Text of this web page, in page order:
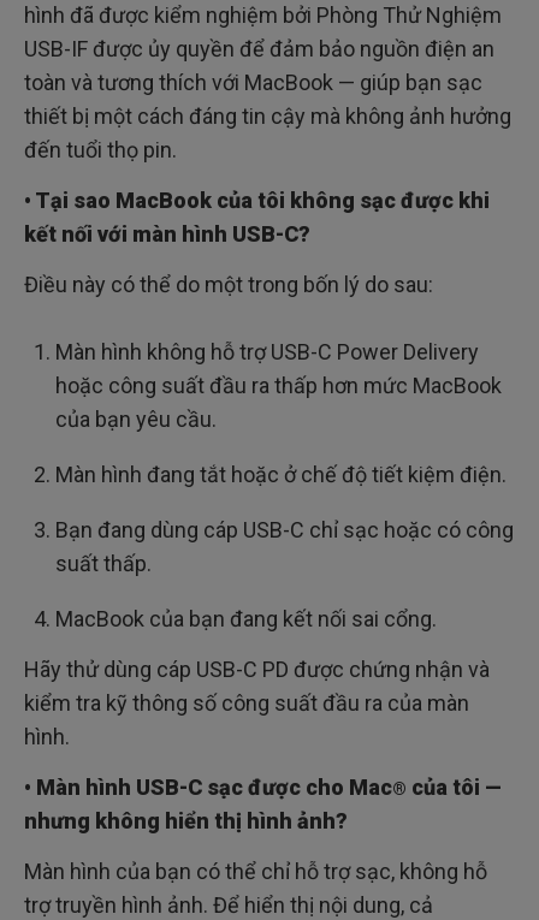
hình đã được kiểm nghiệm bởi Phòng Thử Nghiệm
USB-IF được ủy quyền để đảm bảo nguồn điện an
toàn và tương thích với MacBook — giúp bạn sạc
thiết bị một cách đáng tin cậy mà không ảnh hưởng
đến tuổi thọ pin.
• Tại sao MacBook của tôi không sạc được khi
kết nối với màn hình USB-C?
Điều này có thể do một trong bốn lý do sau:
Màn hình không hỗ trợ USB-C Power Delivery
hoặc công suất đầu ra thấp hơn mức MacBook
của bạn yêu cầu.
Màn hình đang tắt hoặc ở chế độ tiết kiệm điện.
Bạn đang dùng cáp USB-C chỉ sạc hoặc có công
suất thấp.
MacBook của bạn đang kết nối sai cổng.
Hãy thử dùng cáp USB-C PD được chứng nhận và
kiểm tra kỹ thông số công suất đầu ra của màn
hình.
• Màn hình USB-C sạc được cho Mac® của tôi —
nhưng không hiển thị hình ảnh?
Màn hình của bạn có thể chỉ hỗ trợ sạc, không hỗ
trợ truyền hình ảnh. Để hiển thị nội dung, cả